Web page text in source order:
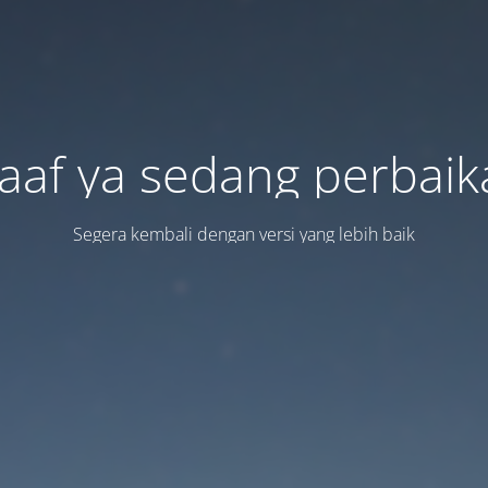
ya sedang
Segera kembali dengan versi yang lebih baik